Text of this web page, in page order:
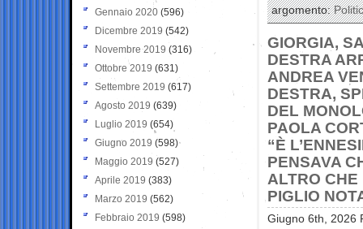
argomento:
GIORGIA,
DESTRA
ANDREA
DESTRA,
DEL
PAOLA
“È
PENSAVA
ALTRO CHE
PIGLIO
Giugno 6th, 2026
Gennaio 2020 (596)
Dicembre 2019 (542)
Novembre 2019 (316)
Ottobre 2019 (631)
Settembre 2019 (617)
Agosto 2019 (639)
Luglio 2019 (654)
Giugno 2019 (598)
Maggio 2019 (527)
Aprile 2019 (383)
Marzo 2019 (562)
Febbraio 2019 (598)